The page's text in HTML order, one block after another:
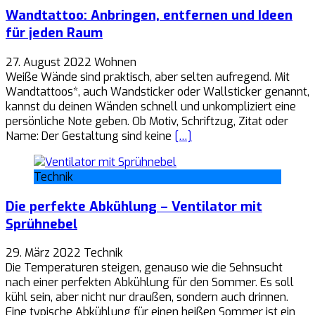
Wandtattoo: Anbringen, entfernen und Ideen
für jeden Raum
27. August 2022 Wohnen
Weiße Wände sind praktisch, aber selten aufregend. Mit
Wandtattoos*, auch Wandsticker oder Wallsticker genannt,
kannst du deinen Wänden schnell und unkompliziert eine
persönliche Note geben. Ob Motiv, Schriftzug, Zitat oder
Name: Der Gestaltung sind keine […]
Technik
Die perfekte Abkühlung – Ventilator mit
Sprühnebel
29. März 2022 Technik
Die Temperaturen steigen, genauso wie die Sehnsucht
nach einer perfekten Abkühlung für den Sommer. Es soll
kühl sein, aber nicht nur draußen, sondern auch drinnen.